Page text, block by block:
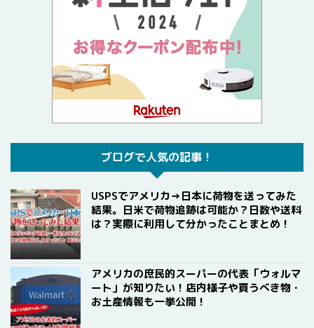
ブログで人気の記事！
USPSでアメリカ→日本に荷物を送ってみた
結果。日米で荷物追跡は可能か？日数や送料
は？実際に利用して分かったことまとめ！
アメリカの庶民的スーパーの代表「ウォルマ
ート」が知りたい！店内様子や買うべき物・
お土産情報も一挙公開！